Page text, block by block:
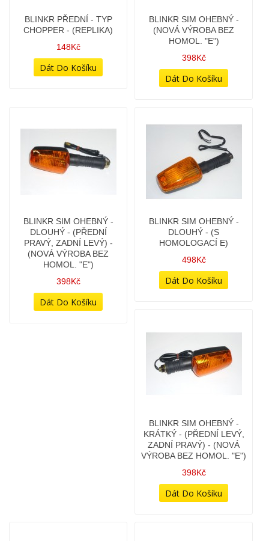
BLINKR PŘEDNÍ - TYP
CHOPPER - (REPLIKA)
148Kč
BLINKR SIM OHEBNÝ -
(NOVÁ VÝROBA BEZ
HOMOL. "E")
398Kč
BLINKR SIM OHEBNÝ -
DLOUHÝ - (PŘEDNÍ
PRAVÝ, ZADNÍ LEVÝ) -
(NOVÁ VÝROBA BEZ
HOMOL. "E")
398Kč
BLINKR SIM OHEBNÝ -
DLOUHÝ - (S
HOMOLOGACÍ E)
498Kč
BLINKR SIM OHEBNÝ -
KRÁTKÝ - (PŘEDNÍ LEVÝ,
ZADNÍ PRAVÝ) - (NOVÁ
VÝROBA BEZ HOMOL. "E")
398Kč